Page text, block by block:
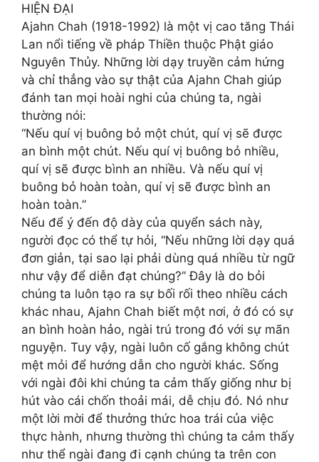
HIỆN ĐẠI
Ajahn Chah (1918-1992) là một vị cao tăng Thái
Lan nổi tiếng về pháp Thiền thuộc Phật giáo
Nguyên Thủy. Những lời dạy truyền cảm hứng
và chỉ thẳng vào sự thật của Ajahn Chah giúp
đánh tan mọi hoài nghi của chúng ta, ngài
thường nói:
“Nếu quí vị buông bỏ một chút, quí vị sẽ được
an bình một chút. Nếu quí vị buông bỏ nhiều,
quí vị sẽ được bình an nhiều. Và nếu quí vị
buông bỏ hoàn toàn, quí vị sẽ được bình an
hoàn toàn.”
Nếu để ý đến độ dày của quyển sách này,
người đọc có thể tự hỏi, “Nếu những lời dạy quá
đơn giản, tại sao lại phải dùng quá nhiều từ ngữ
như vậy để diễn đạt chúng?” Đây là do bỏi
chúng ta luôn tạo ra sự bối rối theo nhiều cách
khác nhau, Ajahn Chah biết một nơi, ở đó có sự
an bình hoàn hảo, ngài trú trong đó với sự mãn
nguyện. Tuy vậy, ngài luôn cố gắng không chút
mệt mỏi để hướng dẫn cho người khác. Sống
với ngài đôi khi chúng ta cảm thấy giống như bị
hút vào cái chốn thoải mái, dễ chịu đó. Nó như
một lời mời để thưởng thức hoa trái của việc
thực hành, nhưng thường thì chúng ta cảm thấy
như thể ngài đang đi cạnh chúng ta trên con